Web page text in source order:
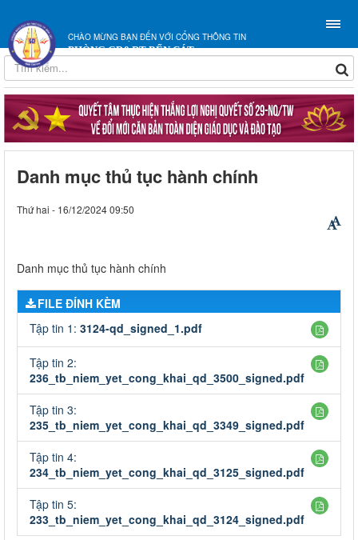
CHÀO MỪNG BẠN ĐẾN VỚI CỔNG THÔNG TIN
PHÒNG GD&ĐT BẾN CÁT
Danh mục thủ tục hành chính
Thứ hai - 16/12/2024 09:50
Danh mục thủ tục hành chính
FILE ĐÍNH KÈM
Tập tin 1: 3124-qd_signed_1.pdf
Tập tin 2:
236_tb_niem_yet_cong_khai_qd_3500_signed.pdf
Tập tin 3:
235_tb_niem_yet_cong_khai_qd_3349_signed.pdf
Tập tin 4:
234_tb_niem_yet_cong_khai_qd_3125_signed.pdf
Tập tin 5:
233_tb_niem_yet_cong_khai_qd_3124_signed.pdf